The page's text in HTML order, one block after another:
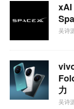
xAI
吴诗
力
吴诗